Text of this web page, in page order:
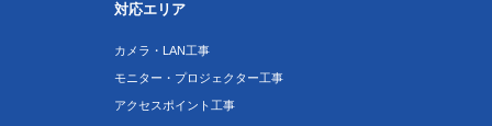
対応エリア
カメラ・LAN工事
モニター・プロジェクター工事
アクセスポイント工事